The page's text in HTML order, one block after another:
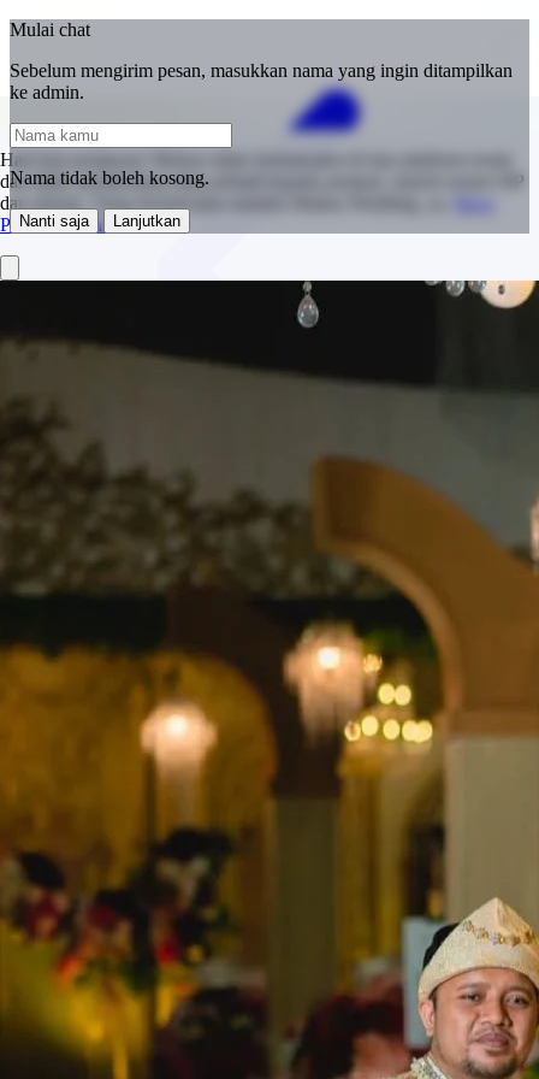
Hati-hati penipuan! Mohon tidak bertransaksi di luar platform resmi
dan tidak memberikan data pribadi kepada penjual, seperti nomor HP
dan alamat. Tetap berinteraksi melalui Makna Wedding, ya.
Panduan Keamanan.
Mulai chat
Sebelum mengirim pesan, masukkan nama yang ingin ditampilkan
ke admin.
Nama tidak boleh kosong.
Nanti saja Lanjutkan